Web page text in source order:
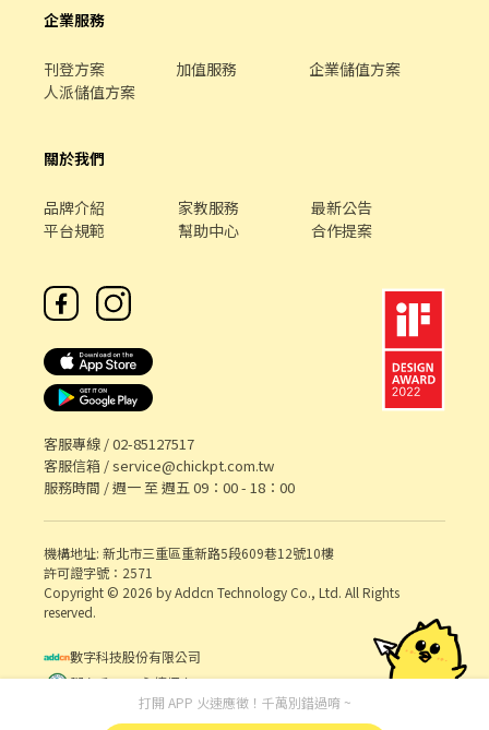
尾牙餐會及禮品。 ●員工就是一家人 門市免費供餐、消費9折優
學的夥伴 進修補助、在學員工獎學金。 ●保險保障通通有 勞、健
保、團保及每月提撥勞工退休新制6%。 ●健康全為你把關 駐點醫
企業服務
刊登方案 加值服務
企業儲值方案
人派儲值方案
關於我們
品牌介紹 家教服務
最新公告
平台規範
幫助中心 合作提案
客服專線 /02-85127517
客服信箱 /service@chickpt.com.tw
服務時間 / 週一 至 週五 09：00 - 18：00
機構地址: 新北市三重區重新路5段609巷12號10樓
許可證字號：2571
Copyright © 2026 by Addcn Technology Co., Ltd. All Rights
reserved.
數字科技股份有限公司
鄧白氏 ESG 永續標章
打開 APP 火速應徵！千萬別錯過唷 ~